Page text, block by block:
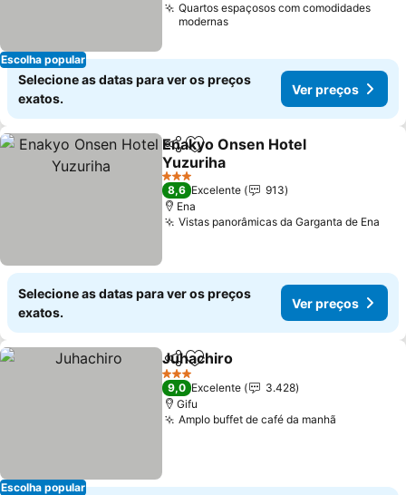
Escolha popular
Quartos espaçosos com comodidades
modernas
Selecione as datas para ver os preços
exatos.
Ver preços
PartilharAdicionar aos favoritos
Enakyo Onsen Hotel
Yuzuriha
Ver preços
3 Estrelas
8,6 Excelente
913
Ena
Vistas panorâmicas da Garganta de Ena
Selecione as datas para ver os preços
exatos.
Ver preços
Escolha popular
PartilharAdicionar aos favoritos
Juhachiro
3 Estrelas
9,0 Excelente
3.428
Gifu
Amplo buffet de café da manhã